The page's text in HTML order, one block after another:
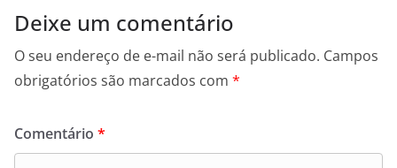
Deixe um comentário
O seu endereço de e-mail não será publicado. Campos
obrigatórios são marcados com *
Comentário *